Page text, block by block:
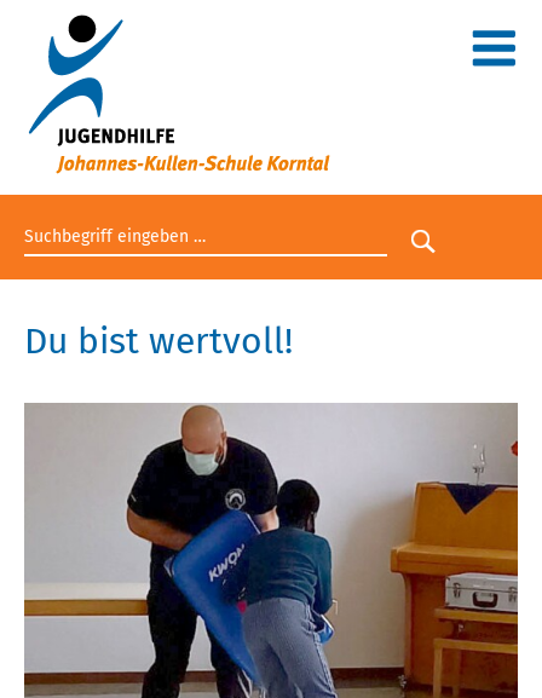
Suchbegriff eingeben
Suche
Du bist wertvoll!